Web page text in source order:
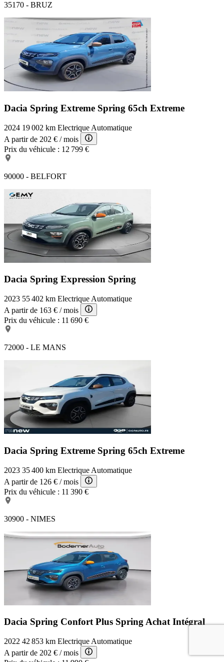
35170 - BRUZ
Dacia Spring Extreme Spring 65ch Extreme
2024 19 002 km Electrique Automatique
A partir de 202 € / mois
Prix du véhicule : 12 799 €
90000 - BELFORT
Dacia Spring Expression Spring
2023 55 402 km Electrique Automatique
A partir de 163 € / mois
Prix du véhicule : 11 690 €
72000 - LE MANS
Dacia Spring Extreme Spring 65ch Extreme
2023 35 400 km Electrique Automatique
A partir de 126 € / mois
Prix du véhicule : 11 390 €
30900 - NIMES
Dacia Spring Confort Plus Spring Achat Intégral
2022 42 853 km Electrique Automatique
A partir de 202 € / mois